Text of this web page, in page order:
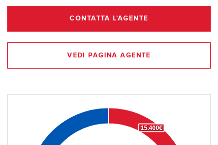
CONTATTA L'AGENTE
VEDI PAGINA AGENTE
15.400€